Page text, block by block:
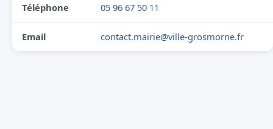
Téléphone 05 96 67 50 11
Email contact.mairie@ville-grosmorne.fr